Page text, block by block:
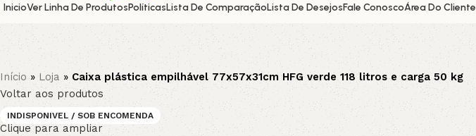
InicioVer Linha De ProdutosPolíticasLista De ComparaçãoLista De DesejosFale ConoscoÁrea Do Cliente
Início»Loja» Caixa plástica empilhável 77x57x31cm HFG verde 118 litros e carga 50 kg
Voltar aos produtos
INDISPONIVEL / SOB ENCOMENDA
Clique para ampliar